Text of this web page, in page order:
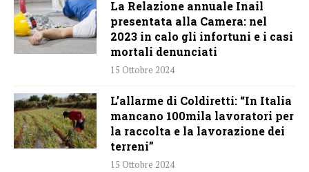
La Relazione annuale Inail
presentata alla Camera: nel
2023 in calo gli infortuni e i casi
mortali denunciati
15 Ottobre 2024
L’allarme di Coldiretti: “In Italia
mancano 100mila lavoratori per
la raccolta e la lavorazione dei
terreni”
15 Ottobre 2024